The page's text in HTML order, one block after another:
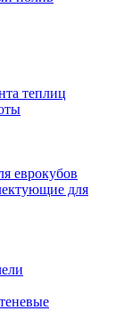
теплиц
еврокубов
для